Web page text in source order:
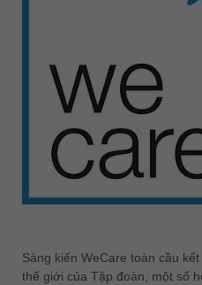
ประเทศ
ไทย
Україна
yкраїнська
Sáng kiến WeCare toàn cầu
thế giới của Tập đoàn, một số